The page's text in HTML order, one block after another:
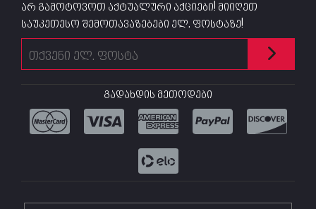
არ გამოტოვოთ აქტუალური აქციები! მიიღეთ
საუკეთესო შემოთავაზებები ელ. ფოსტაზე!
გადახდის მეთოდები